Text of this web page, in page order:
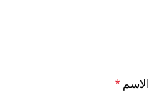
الاسم *